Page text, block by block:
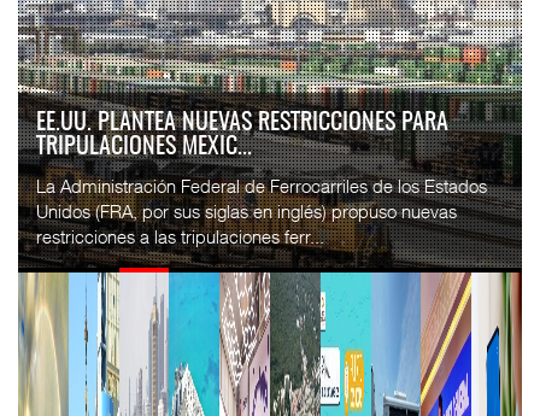
APM TERMINALS INCREMENTA EQUIPAMIENTO PARA
MOVIMIENTO DE CON...
El operador portuario global APM Terminals incorporó cinco
Terminal Trucks a su Terminal Especializada de
Contenedores (TEC) del puerto de Progreso, p...